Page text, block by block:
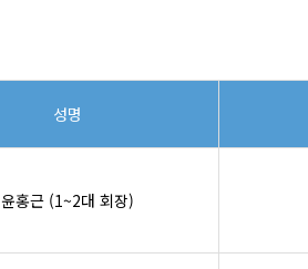
성명
윤홍근 (1~2대 회장)